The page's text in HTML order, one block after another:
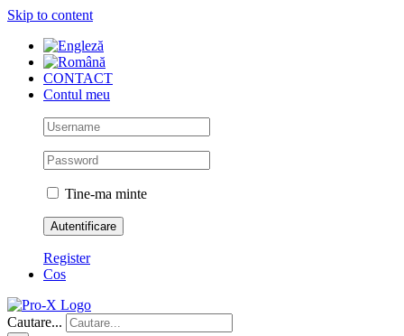
Skip to content
CONTACT
Contul meu
Tine-ma minte
Register
Cos
Cautare...